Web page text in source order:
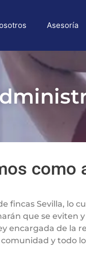
Asesoría
Sevilla, lo
que se eviten
encargada de
y todo